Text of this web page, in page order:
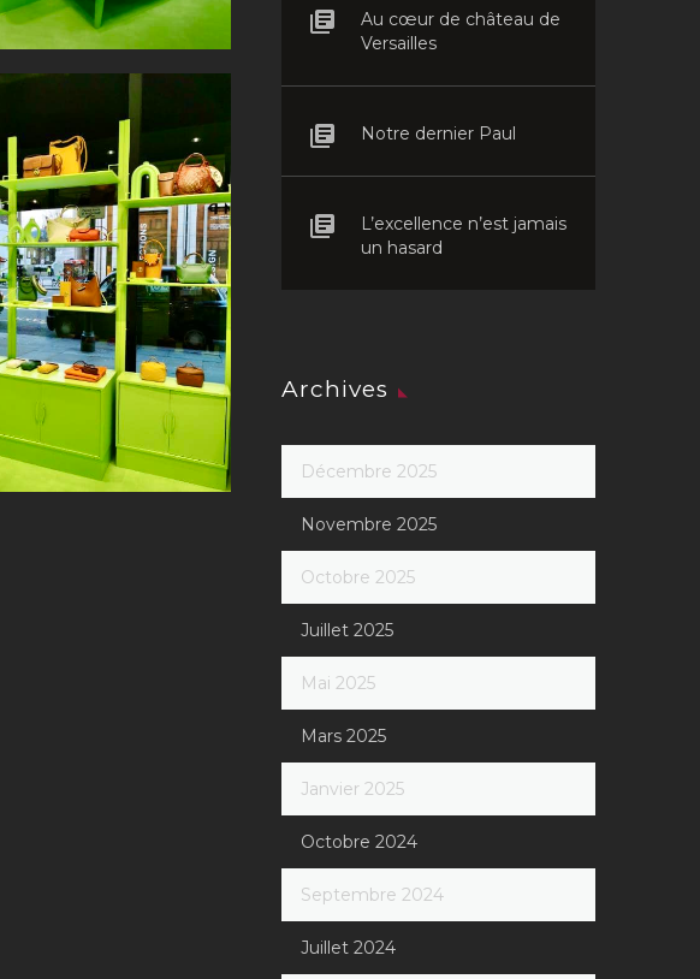
Au cœur de château de
Versailles
Notre dernier Paul
L’excellence n’est jamais
un hasard
Archives
Décembre 2025
Novembre 2025
Octobre 2025
Juillet 2025
Mai 2025
Mars 2025
Janvier 2025
Octobre 2024
Septembre 2024
Juillet 2024